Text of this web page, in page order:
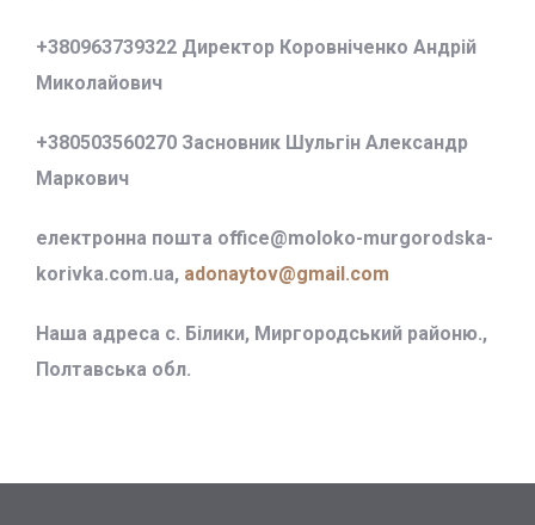
+380963739322 Директор Коровніченко Андрій
Миколайович
+380503560270 Засновник Шульгін Александр
Маркович
електронна пошта office@moloko-murgorodska-
korivka.com.ua, adonaytov@gmail.com
Наша адреса с. Білики, Миргородський районю.,
Полтавська обл.